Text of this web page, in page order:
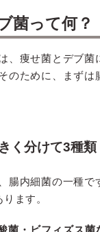
菌って何？
、痩せ菌とデブ菌
のために、まずは
く分けて3種類
腸内細菌の一種で
ます。
菌・ビフィズス菌